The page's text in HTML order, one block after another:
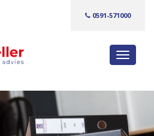
0591-571000
S
k
e